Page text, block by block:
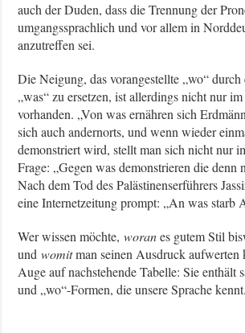
auch der Duden, dass die Trennung der
umgangssprachlich und vor allem in
anzutreffen sei.
Die Neigung, das vorangestellte „wo“ durch
„was“ zu ersetzen, ist allerdings nicht nur
vorhanden. „Von was ernähren sich
sich auch andernorts, und wenn wieder
demonstriert wird, stellt man sich nicht nur
Frage: „Gegen was demonstrieren die denn
Nach dem Tod des Palästinenserführers
eine Internetzeitung prompt: „An was starb
Wer wissen möchte,woranes gutem Stil
undwomitman seinen Ausdruck aufwerten
Auge auf nachstehende Tabelle: Sie enthält
und „wo“-Formen, die unsere Sprache kennt.